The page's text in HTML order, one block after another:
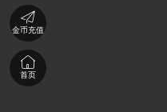

金币充值

首页